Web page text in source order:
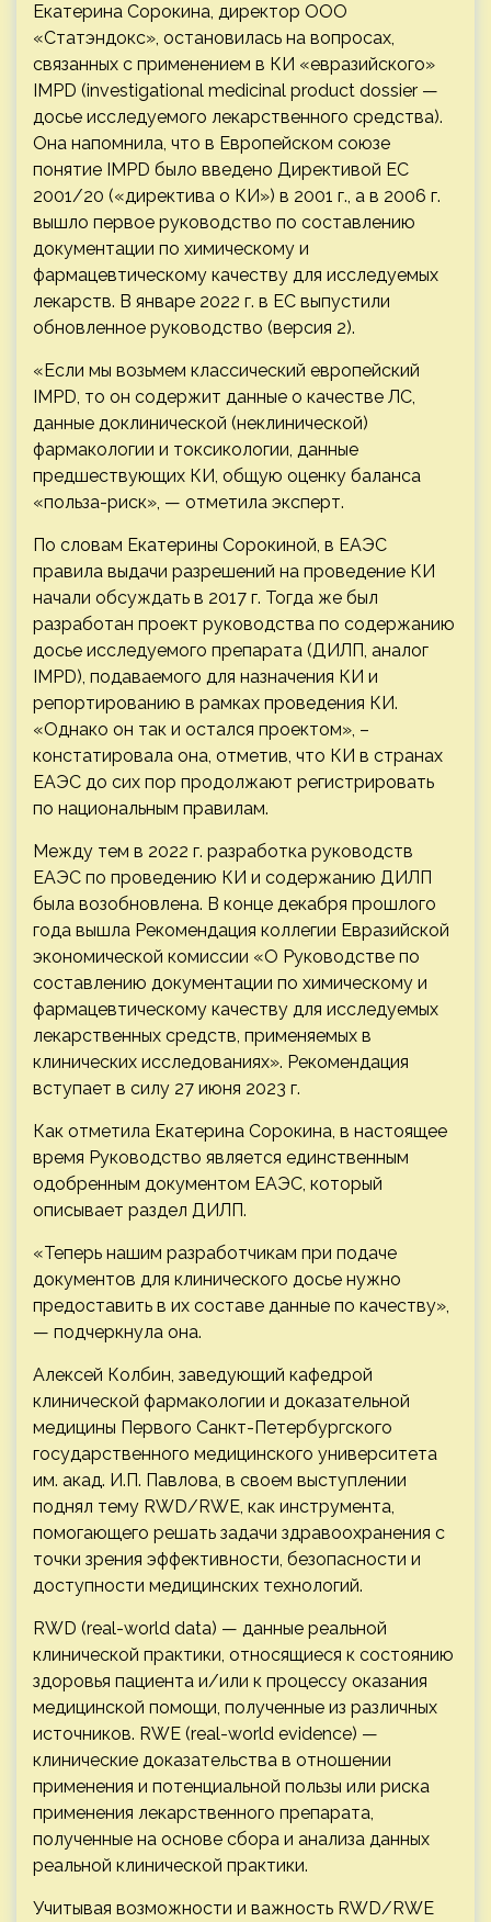
Екатерина Сорокина, директор ООО
«Статэндокс», остановилась на вопросах,
связанных с применением в КИ «евразийского»
IMPD (investigational medicinal product dossier —
досье исследуемого лекарственного средства).
Она напомнила, что в Европейском союзе
понятие IMPD было введено Директивой ЕС
2001/20 («директива о КИ») в 2001 г., а в 2006 г.
вышло первое руководство по составлению
документации по химическому и
фармацевтическому качеству для исследуемых
лекарств. В январе 2022 г. в ЕС выпустили
обновленное руководство (версия 2).
«Если мы возьмем классический европейский
IMPD, то он содержит данные о качестве ЛС,
данные доклинической (неклинической)
фармакологии и токсикологии, данные
предшествующих КИ, общую оценку баланса
«польза-риск», — отметила эксперт.
По словам Екатерины Сорокиной, в ЕАЭС
правила выдачи разрешений на проведение КИ
начали обсуждать в 2017 г. Тогда же был
разработан проект руководства по содержанию
досье исследуемого препарата (ДИЛП, аналог
IMPD), подаваемого для назначения КИ и
репортированию в рамках проведения КИ.
«Однако он так и остался проектом», –
констатировала она, отметив, что КИ в странах
ЕАЭС до сих пор продолжают регистрировать
по национальным правилам.
Между тем в 2022 г. разработка руководств
ЕАЭС по проведению КИ и содержанию ДИЛП
была возобновлена. В конце декабря прошлого
года вышла Рекомендация коллегии Евразийской
экономической комиссии «О Руководстве по
составлению документации по химическому и
фармацевтическому качеству для исследуемых
лекарственных средств, применяемых в
клинических исследованиях». Рекомендация
вступает в силу 27 июня 2023 г.
Как отметила Екатерина Сорокина, в настоящее
время Руководство является единственным
одобренным документом ЕАЭС, который
описывает раздел ДИЛП.
«Теперь нашим разработчикам при подаче
документов для клинического досье нужно
предоставить в их составе данные по качеству»,
— подчеркнула она.
Алексей Колбин, заведующий кафедрой
клинической фармакологии и доказательной
медицины Первого Санкт-Петербургского
государственного медицинского университета
им. акад. И.П. Павлова, в своем выступлении
поднял тему RWD/RWE, как инструмента,
помогающего решать задачи здравоохранения с
точки зрения эффективности, безопасности и
доступности медицинских технологий.
RWD (real-world data) — данные реальной
клинической практики, относящиеся к состоянию
здоровья пациента и/или к процессу оказания
медицинской помощи, полученные из различных
источников. RWE (real-world evidence) —
клинические доказательства в отношении
применения и потенциальной пользы или риска
применения лекарственного препарата,
полученные на основе сбора и анализа данных
реальной клинической практики.
Учитывая возможности и важность RWD/RWE